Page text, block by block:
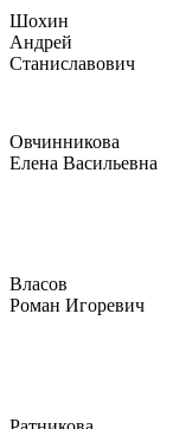
Шохин
Андрей
Станиславович
Овчинникова
Елена Васильевна
Власов
Роман Игоревич